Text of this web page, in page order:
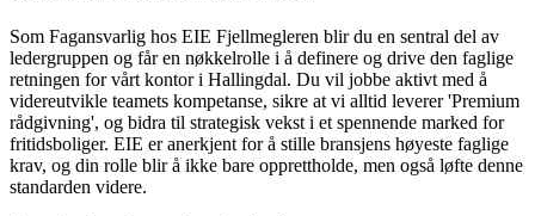
Som Fagansvarlig hos EIE Fjellmegleren blir du en sentral del av
ledergruppen og får en nøkkelrolle i å definere og drive den faglige
retningen for vårt kontor i Hallingdal. Du vil jobbe aktivt med å
videreutvikle teamets kompetanse, sikre at vi alltid leverer 'Premium
rådgivning', og bidra til strategisk vekst i et spennende marked for
fritidsboliger. EIE er anerkjent for å stille bransjens høyeste faglige
krav, og din rolle blir å ikke bare opprettholde, men også løfte denne
standarden videre.